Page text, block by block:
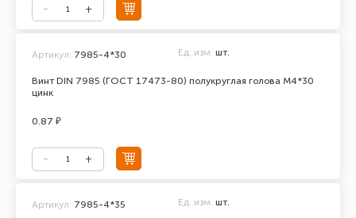
Винт DIN 7985 (ГОСТ 17473-80) полукруглая голова М4*30
цинк
Артикул: 7985-4*30 Ед. изм. шт.
0.87 ₽
Артикул: 7985-4*35 Ед. изм. шт.